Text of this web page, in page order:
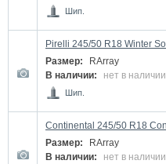
Шип.
Pirelli 245/50 R18 Winter
Размер:
RArray
В наличии:
нет в наличии
Шип.
Continental 245/50 R18
Размер:
RArray
В наличии:
нет в наличии